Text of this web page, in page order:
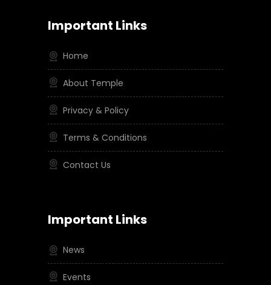
Important Links
Home
About Temple
Privacy & Policy
Terms & Conditions
Contact Us
Important Links
News
Events